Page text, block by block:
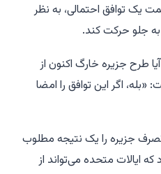
یک توافق احتمالی، به نظر
جلو حرکت کند.
طرح جزیره خارگ اکنون از
اگر این توافق را امضا
جزیره را یک نتیجه مطلوب
ایالات متحده می‌تواند از